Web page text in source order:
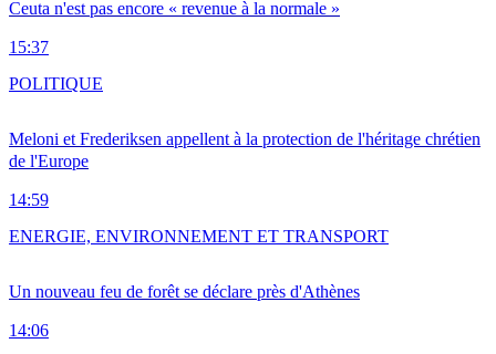
Ceuta n'est pas encore « revenue à la normale »
15:37
Meloni et Frederiksen appellent à la protection de l'héritage chrétien
de l'Europe
14:59
POLITIQUE
Un nouveau feu de forêt se déclare près d'Athènes
14:06
ENERGIE, ENVIRONNEMENT ET TRANSPORT